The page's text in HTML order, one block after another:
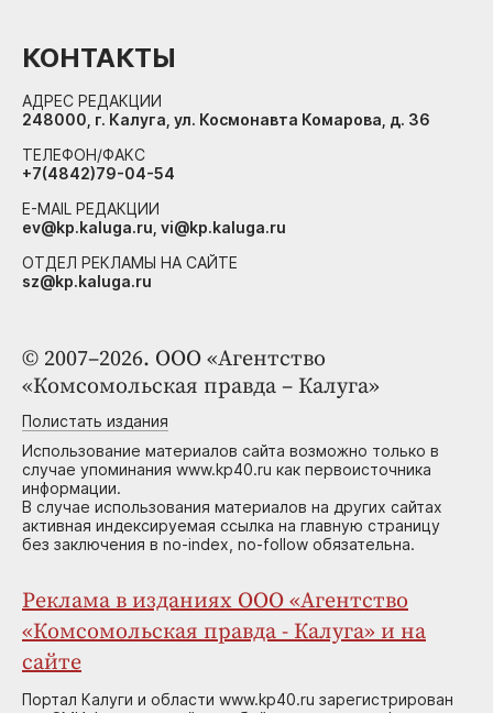
© 2007–2026. ООО «Агентство
«Комсомольская правда – Калуга»
Полистать издания
Использование материалов сайта возможно только в
случае упоминания www.kp40.ru как первоисточника
информации.
В случае использования материалов на других сайтах
активная индексируемая ссылка на главную страницу
без заключения в no-index, no-follow обязательна.
Реклама в изданиях ООО «Агентство
«Комсомольская правда - Калуга» и на
сайте
Портал Калуги и области www.kp40.ru зарегистрирован
КОНТАКТЫ
АДРЕС РЕДАКЦИИ
248000, г. Калуга, ул. Космонавта Комарова, д. 36
ТЕЛЕФОН/ФАКС
+7(4842)79-04-54
E-MAIL РЕДАКЦИИ
ev@kp.kaluga.ru, vi@kp.kaluga.ru
ОТДЕЛ РЕКЛАМЫ НА САЙТЕ
sz@kp.kaluga.ru